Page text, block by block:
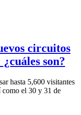
circuitos
son?
hasta 5,600 visitantes
como el 30 y 31 de